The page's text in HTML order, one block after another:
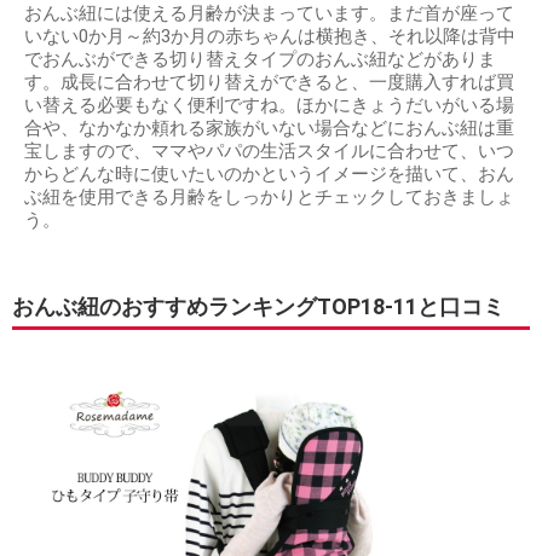
おんぶ紐には使える月齢が決まっています。まだ首が座って
いない0か月～約3か月の赤ちゃんは横抱き、それ以降は背中
でおんぶができる切り替えタイプのおんぶ紐などがありま
す。成長に合わせて切り替えができると、一度購入すれば買
い替える必要もなく便利ですね。ほかにきょうだいがいる場
合や、なかなか頼れる家族がいない場合などにおんぶ紐は重
宝しますので、ママやパパの生活スタイルに合わせて、いつ
からどんな時に使いたいのかというイメージを描いて、おん
ぶ紐を使用できる月齢をしっかりとチェックしておきましょ
う。
おんぶ紐のおすすめランキングTOP18-11と口コミ